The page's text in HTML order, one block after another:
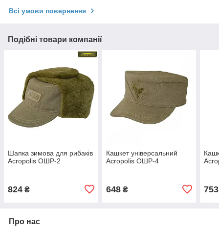
Всі умови повернення
Подібні товари компанії
Шапка зимова для рибаків
Acropolis ОШР-2
824 ₴
Кашкет універсальний
Acropolis ОШР-4
648₴ 753
Про нас